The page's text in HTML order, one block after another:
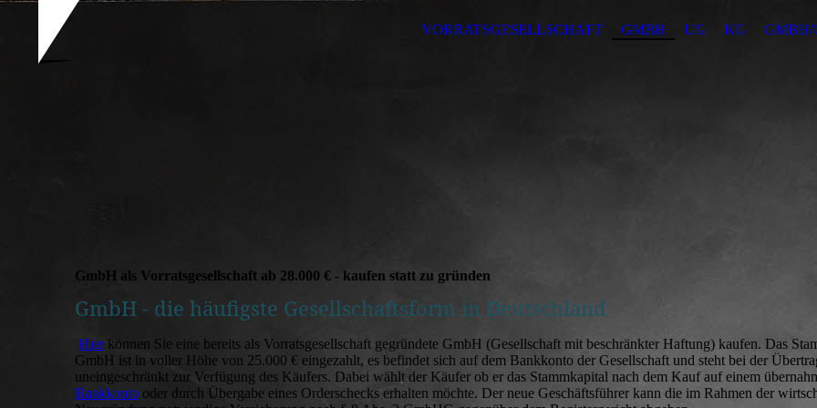
VORRATSGESELLSCHAFT GMBH UG KG GMBH/
GmbH als Vorratsgesellschaft ab 28.000 € - kaufen statt zu gründen
GmbH - die häufigste Gesellschaftsform in Deutschland
Hierkönnen Sie eine bereits als Vorratsgesellschaft gegründete GmbH (Gesellschaft mit beschränkter Haftung) kaufen. Das
GmbH ist in voller Höhe von 25.000 € eingezahlt, es befindet sich auf dem Bankkonto der Gesellschaft und steht bei der
uneingeschränkt zur Verfügung des Käufers. Dabei wählt der Käufer ob er das Stammkapital nach dem Kauf auf einem
Bankkonto oder durch Übergabe eines Orderschecks erhalten möchte. Der neue Geschäftsführer kann die im Rahmen der